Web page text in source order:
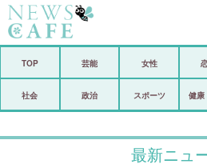
政
TOP 芸能 女性
社会 政治 スポーツ 健康
最新ニュ